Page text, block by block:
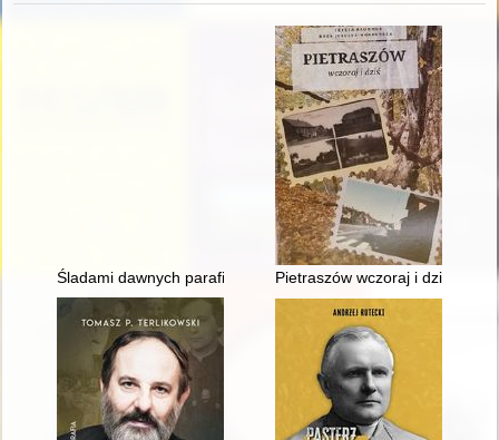
Śladami dawnych parafii unickich na nadbużańskim Podlasiu
Pietraszów wczoraj i dziś